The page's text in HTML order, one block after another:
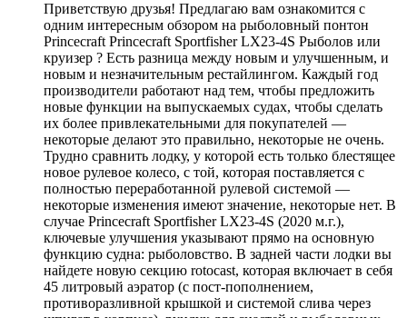
Приветствую друзья! Предлагаю вам ознакомится с
одним интересным обзором на рыболовный понтон
Princecraft Princecraft Sportfisher LX23-4S Рыболов или
круизер ? Есть разница между новым и улучшенным, и
новым и незначительным рестайлингом. Каждый год
производители работают над тем, чтобы предложить
новые функции на выпускаемых судах, чтобы сделать
их более привлекательными для покупателей —
некоторые делают это правильно, некоторые не очень.
Трудно сравнить лодку, у которой есть только блестящее
новое рулевое колесо, с той, которая поставляется с
полностью переработанной рулевой системой —
некоторые изменения имеют значение, некоторые нет. В
случае Princecraft Sportfisher LX23-4S (2020 м.г.),
ключевые улучшения указывают прямо на основную
функцию судна: рыболовство. В задней части лодки вы
найдете новую секцию rotocast, которая включает в себя
45 литровый аэратор (с пост-пополнением,
противоразливной крышкой и системой слива через